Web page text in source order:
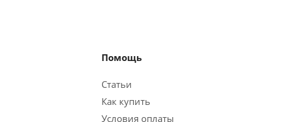
Помощь
Статьи
Как купить
Условия оплаты